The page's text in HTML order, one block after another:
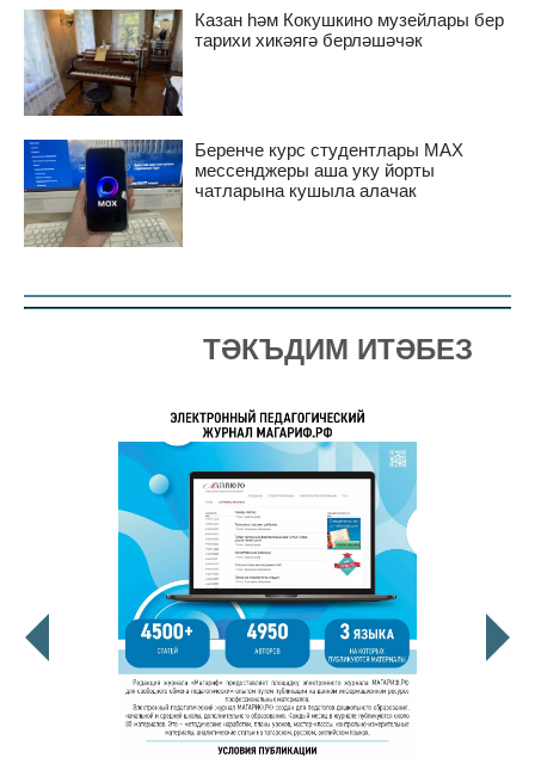
Казан һәм Кокушкино музейлары бер
тарихи хикәягә берләшәчәк
Беренче курс студентлары MAX
мессенджеры аша уку йорты
чатларына кушыла алачак
ТӘКЪДИМ ИТӘБЕЗ